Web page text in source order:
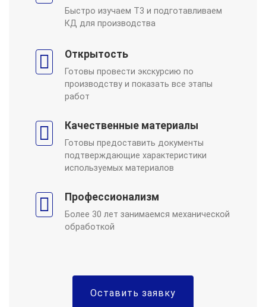
Быстро изучаем Т3 и подготавливаем
КД для производства
Открытость
Готовы провести экскурсию по
производству и показать все этапы
работ
Качественные материалы
Готовы предоставить документы
подтверждающие характеристики
используемых материалов
Профессионализм
Более 30 лет занимаемся механической
обработкой
Оставить заявку